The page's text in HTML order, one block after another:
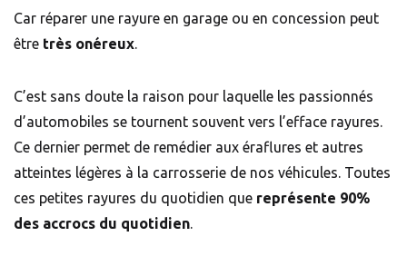
Car réparer une rayure en garage ou en concession peut
être très onéreux.
C’est sans doute la raison pour laquelle les passionnés
d’automobiles se tournent souvent vers l’efface rayures.
Ce dernier permet de remédier aux éraflures et autres
atteintes légères à la carrosserie de nos véhicules. Toutes
ces petites rayures du quotidien que représente 90%
des accrocs du quotidien.